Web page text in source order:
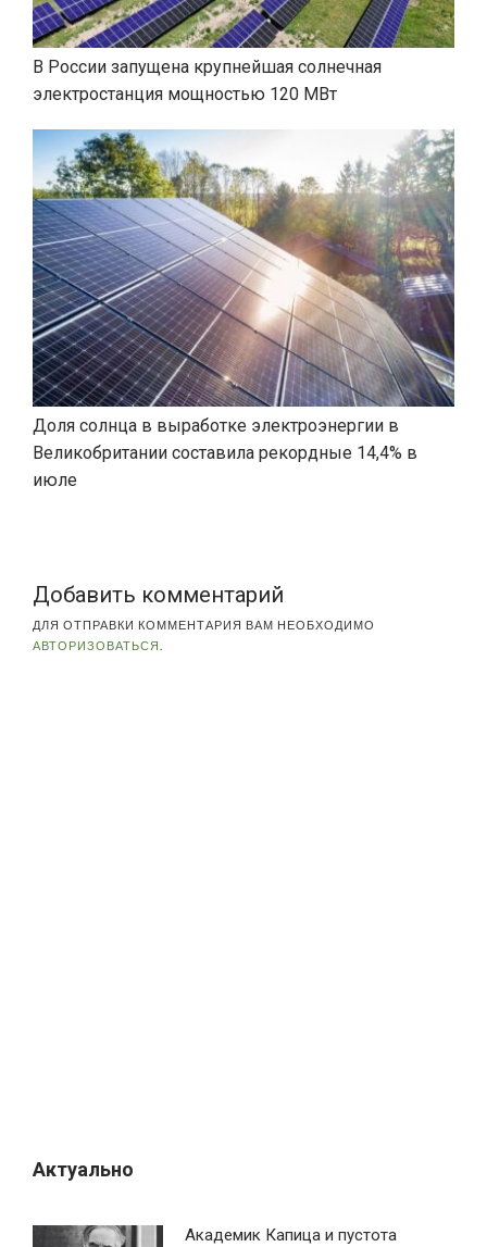
В России запущена крупнейшая солнечная
электростанция мощностью 120 МВт
Доля солнца в выработке электроэнергии в
Великобритании составила рекордные 14,4% в
июле
Добавить комментарий
ДЛЯ ОТПРАВКИ КОММЕНТАРИЯ ВАМ НЕОБХОДИМО
АВТОРИЗОВАТЬСЯ
Актуально
Академик Капица и пустота